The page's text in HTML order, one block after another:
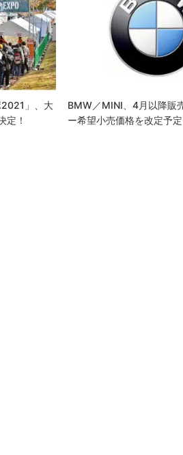
2021」、大
定！
BMW／MINI、4月以降販
ー希望小売価格を改定予定